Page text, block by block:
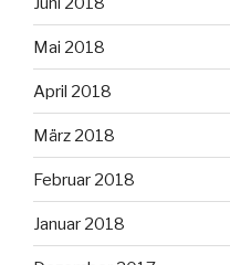
Mai 2018
April 2018
März 2018
Februar 2018
Januar 2018